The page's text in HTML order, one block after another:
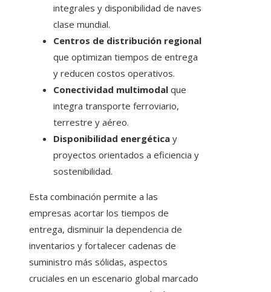
integrales y disponibilidad de naves
clase mundial.
Centros de distribución regional
que optimizan tiempos de entrega
y reducen costos operativos.
Conectividad multimodal que
integra transporte ferroviario,
terrestre y aéreo.
Disponibilidad energética y
proyectos orientados a eficiencia y
sostenibilidad.
Esta combinación permite a las
empresas acortar los tiempos de
entrega, disminuir la dependencia de
inventarios y fortalecer cadenas de
suministro más sólidas, aspectos
cruciales en un escenario global marcado